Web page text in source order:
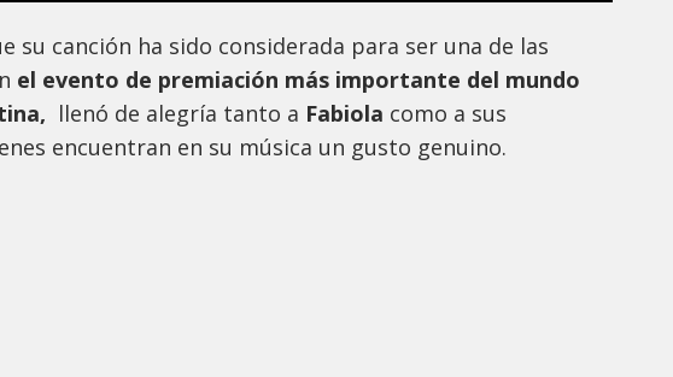
su canción ha sido considerada para ser una de las
el evento de premiación más importante del mundo
llenó de alegría tanto a Fabiola como a sus
encuentran en su música un gusto genuino.